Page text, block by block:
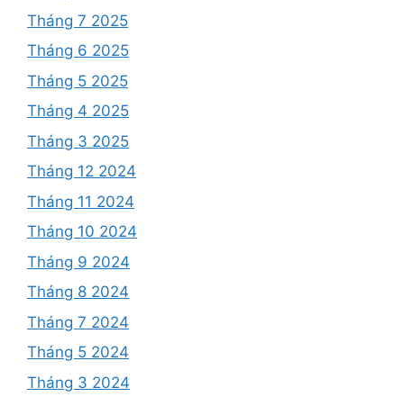
Tháng 7 2025
Tháng 6 2025
Tháng 5 2025
Tháng 4 2025
Tháng 3 2025
Tháng 12 2024
Tháng 11 2024
Tháng 10 2024
Tháng 9 2024
Tháng 8 2024
Tháng 7 2024
Tháng 5 2024
Tháng 3 2024